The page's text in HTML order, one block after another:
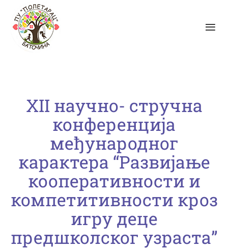
XII научно- стручна
конференција
међународног
карактера “Развијање
кооперативности и
компетитивности кроз
игру деце
предшколског узраста”